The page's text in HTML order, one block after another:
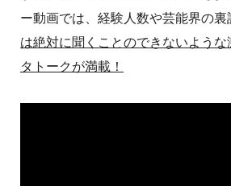
ー動画では、経験人数や芸能界の裏
は絶対に聞くことのできないよう
タトークが満載！